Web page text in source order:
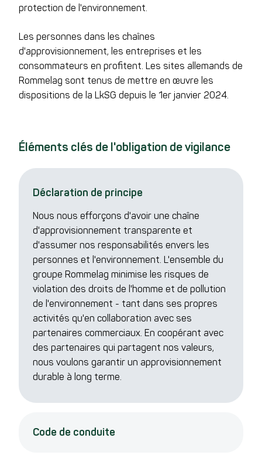
protection de l'environnement.
Les personnes dans les chaînes
d'approvisionnement, les entreprises et les
consommateurs en profitent. Les sites allemands de
Rommelag sont tenus de mettre en œuvre les
dispositions de la LkSG depuis le 1er janvier 2024.
Éléments clés de l'obligation de vigilance
Déclaration de principe
Nous nous efforçons d'avoir une chaîne
d'approvisionnement transparente et
d'assumer nos responsabilités envers les
personnes et l'environnement. L'ensemble du
groupe Rommelag minimise les risques de
violation des droits de l'homme et de pollution
de l'environnement - tant dans ses propres
activités qu'en collaboration avec ses
partenaires commerciaux. En coopérant avec
des partenaires qui partagent nos valeurs,
nous voulons garantir un approvisionnement
durable à long terme.
Code de conduite